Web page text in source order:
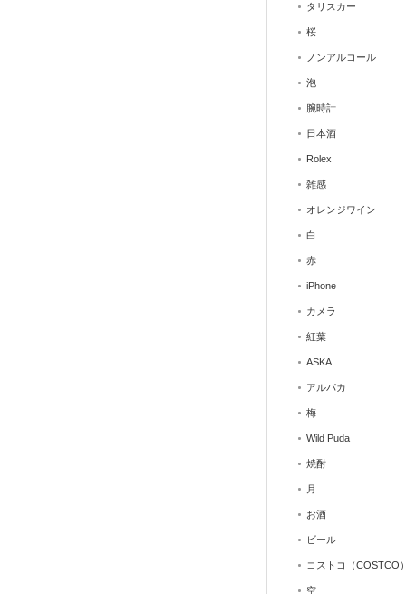
タリスカー
桜
ノンアルコール
泡
腕時計
日本酒
Rolex
雑感
オレンジワイン
白
赤
iPhone
カメラ
紅葉
ASKA
アルパカ
梅
Wild Puda
焼酎
月
お酒
ビール
コストコ（COSTCO）
空